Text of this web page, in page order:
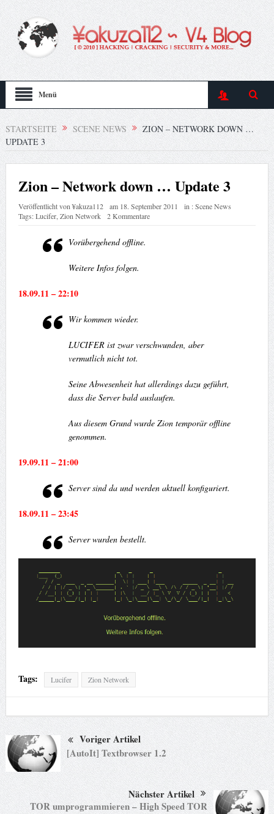
Menü
STARTSEITE SCENE NEWS
ZION – NETWORK DOWN …
UPDATE 3
Zion – Network down … Update 3
Veröffentlicht von¥akuza112 am 18. September 2011 in :Scene News
Tags:Lucifer, Zion Network 2 Kommentare
Vorübergehend offline.
Weitere Infos folgen.
18.09.11 – 22:10
Wir kommen wieder.
LUCIFER ist zwar verschwunden, aber
vermutlich nicht tot.
Seine Abwesenheit hat allerdings dazu geführt,
dass die Server bald auslaufen.
Aus diesem Grund wurde Zion temporär offline
genommen.
19.09.11 – 21:00
Server sind da und werden aktuell konfiguriert.
18.09.11 – 23:45
Server wurden bestellt.
Tags: Lucifer Zion Network
Voriger Artikel
[AutoIt] Textbrowser 1.2
Nächster Artikel
TOR umprogrammieren – High Speed TOR